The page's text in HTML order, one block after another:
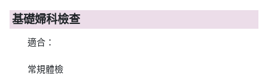
基礎婦科檢查
適合：
常規體檢